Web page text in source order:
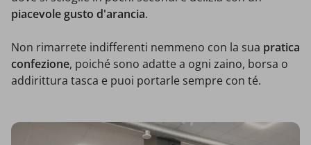
piacevole gusto d'arancia.
Non rimarrete indifferenti nemmeno con la sua pratica
confezione, poiché sono adatte a ogni zaino, borsa o
addirittura tasca e puoi portarle sempre con té.